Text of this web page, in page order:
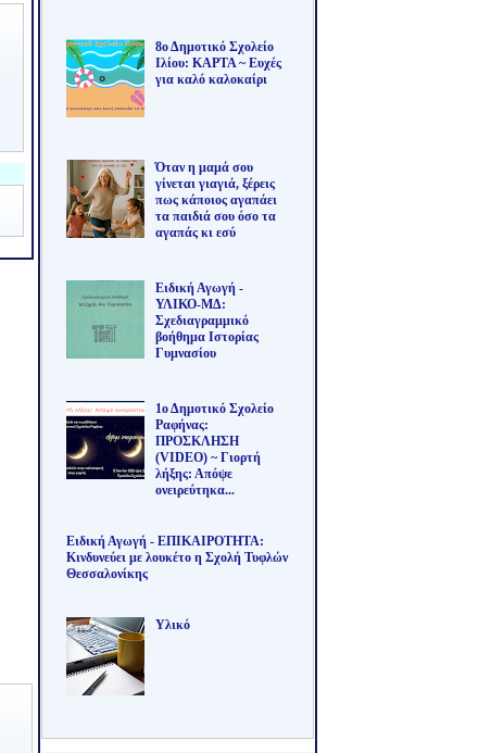
8ο Δημοτικό Σχολείο
Ιλίου: ΚΑΡΤΑ ~ Ευχές
για καλό καλοκαίρι
Όταν η μαμά σου
γίνεται γιαγιά, ξέρεις
πως κάποιος αγαπάει
τα παιδιά σου όσο τα
αγαπάς κι εσύ
Ειδική Αγωγή -
ΥΛΙΚΟ-ΜΔ:
Σχεδιαγραμμικό
βοήθημα Ιστορίας
Γυμνασίου
1ο Δημοτικό Σχολείο
Ραφήνας:
ΠΡΟΣΚΛΗΣΗ
(VIDEO) ~ Γιορτή
λήξης: Απόψε
ονειρεύτηκα...
Ειδική Αγωγή - ΕΠΙΚΑΙΡΟΤΗΤΑ:
Κινδυνεύει με λουκέτο η Σχολή Τυφλών
Θεσσαλονίκης
Υλικό